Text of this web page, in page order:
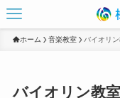
ホーム 音楽教室 バイオリ
バイオリン教室